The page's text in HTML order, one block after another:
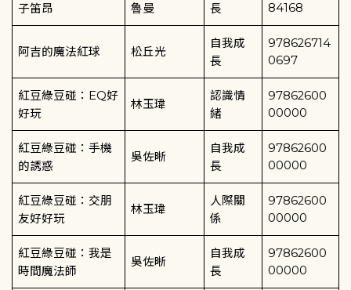
子笛昂
魯曼
長
84168
阿吉的魔法紅球 松丘光
自我成
長
978626714
0697
紅豆綠豆碰： EQ好
好玩
林玉瑋
認識情
緒
97862600
00000
紅豆綠豆碰：手機
的誘惑
吳佐晰
自我成
長
97862600
00000
紅豆綠豆碰：交朋
友好好玩
林玉瑋
人際關
係
97862600
00000
紅豆綠豆碰：我是
時間魔法師
吳佐晰
自我成
長
97862600
00000